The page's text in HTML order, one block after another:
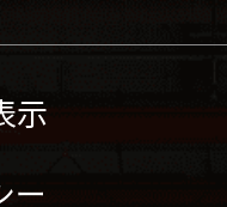
示
ー